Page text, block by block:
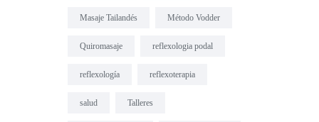
Masaje Tailandés Método Vodder
Quiromasaje reflexologia podal
reflexología reflexoterapia
salud Talleres